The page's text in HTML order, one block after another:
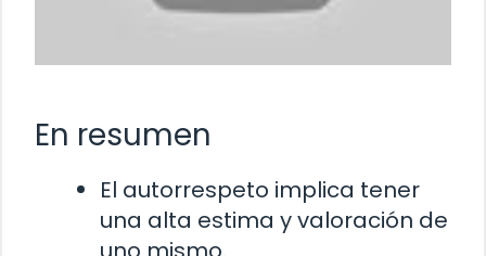
En resumen
El autorrespeto implica tener
una alta estima y valoración de